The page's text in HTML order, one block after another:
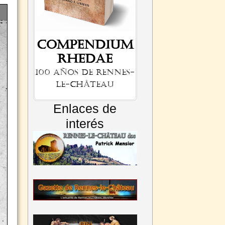
Compendium
Rhedae
100 años de Rennes-
le-Château
Enlaces de
interés